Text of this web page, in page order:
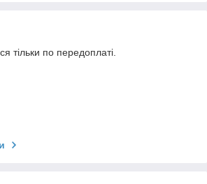
тільки по передоплаті.